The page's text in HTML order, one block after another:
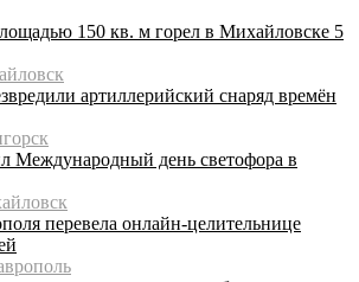
150 кв. м горел в Михайловске 5
артиллерийский снаряд времён
Международный день светофора в
перевела онлайн-целительнице